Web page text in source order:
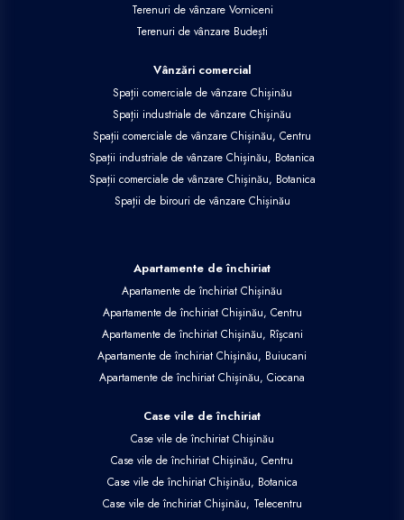
Terenuri de vânzare Vorniceni
Terenuri de vânzare Budești
Vânzări comercial
Spații comerciale de vânzare Chișinău
Spații industriale de vânzare Chișinău
Spații comerciale de vânzare Chișinău, Centru
Spații industriale de vânzare Chișinău, Botanica
Spații comerciale de vânzare Chișinău, Botanica
Spații de birouri de vânzare Chișinău
Apartamente de închiriat
Apartamente de închiriat Chișinău
Apartamente de închiriat Chișinău, Centru
Apartamente de închiriat Chișinău, Rîșcani
Apartamente de închiriat Chișinău, Buiucani
Apartamente de închiriat Chișinău, Ciocana
Case vile de închiriat
Case vile de închiriat Chișinău
Case vile de închiriat Chișinău, Centru
Case vile de închiriat Chișinău, Botanica
Case vile de închiriat Chișinău, Telecentru